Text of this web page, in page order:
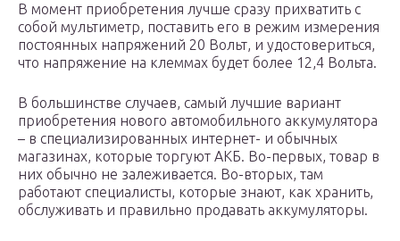
В момент приобретения лучше сразу прихватить с
собой мультиметр, поставить его в режим измерения
постоянных напряжений 20 Вольт, и удостовериться,
что напряжение на клеммах будет более 12,4 Вольта.
В большинстве случаев, самый лучшие вариант
приобретения нового автомобильного аккумулятора
– в специализированных интернет- и обычных
магазинах, которые торгуют АКБ. Во-первых, товар в
них обычно не залеживается. Во-вторых, там
работают специалисты, которые знают, как хранить,
обслуживать и правильно продавать аккумуляторы.